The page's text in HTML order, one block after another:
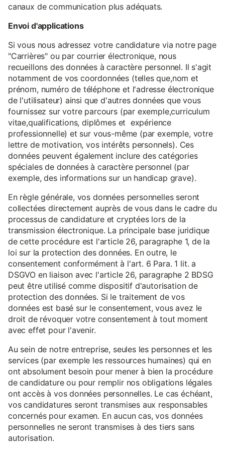
canaux de communication plus adéquats.
Envoi d'applications
Si vous nous adressez votre candidature via notre page
"Carrières" ou par courrier électronique, nous
recueillons des données à caractère personnel. Il s'agit
notamment de vos coordonnées (telles que,nom et
prénom, numéro de téléphone et l'adresse électronique
de l'utilisateur) ainsi que d'autres données que vous
fournissez sur votre parcours (par exemple,curriculum
vitae,qualifications, diplômes et expérience
professionnelle) et sur vous-même (par exemple, votre
lettre de motivation, vos intérêts personnels). Ces
données peuvent également inclure des catégories
spéciales de données à caractère personnel (par
exemple, des informations sur un handicap grave).
En règle générale, vos données personnelles seront
collectées directement auprès de vous dans le cadre du
processus de candidature et cryptées lors de la
transmission électronique. La principale base juridique
de cette procédure est l'article 26, paragraphe 1, de la
loi sur la protection des données. En outre, le
consentement conformément à l'art. 6 Para. 1 lit. a
DSGVO en liaison avec l'article 26, paragraphe 2 BDSG
peut être utilisé comme dispositif d'autorisation de
protection des données. Si le traitement de vos
données est basé sur le consentement, vous avez le
droit de révoquer votre consentement à tout moment
avec effet pour l'avenir.
Au sein de notre entreprise, seules les personnes et les
services (par exemple les ressources humaines) qui en
ont absolument besoin pour mener à bien la procédure
de candidature ou pour remplir nos obligations légales
ont accès à vos données personnelles. Le cas échéant,
vos candidatures seront transmises aux responsables
concernés pour examen. En aucun cas, vos données
personnelles ne seront transmises à des tiers sans
autorisation.